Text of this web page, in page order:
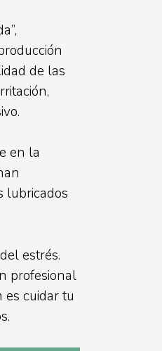
de las
en la
lubricados
estrés.
profesional
cuidar tu